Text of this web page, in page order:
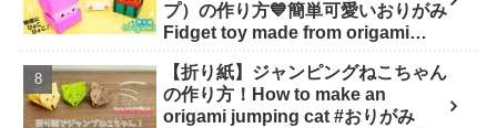
プ）の作り方💙簡単可愛いおりがみ
Fidget toy made from origami
SodaCatOrigami 楽しい折り紙♪
【折り紙】ジャンピングねこちゃん
の作り方！How to make an
origami jumping cat #おりがみ